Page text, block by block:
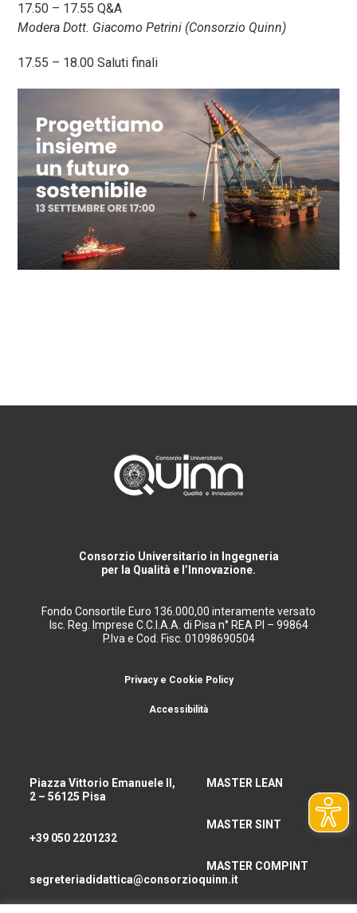
17.50 – 17.55 Q&A
Modera Dott. Giacomo Petrini (Consorzio Quinn)
17.55 – 18.00 Saluti finali
Consorzio Universitario in Ingegneria
per la Qualità e l’Innovazione.
Fondo Consortile Euro 136.000,00 interamente versato
Isc. Reg. Imprese C.C.I.A.A. di Pisa n° REA PI – 99864
P.Iva e Cod. Fisc. 01098690504
Privacy e Cookie Policy
Accessibilità
Piazza Vittorio Emanuele II,
2 – 56125 Pisa
+39 050 2201232
segreteriadidattica@consorzioquinn.it
MASTER LEAN
MASTER SINT
MASTER COMPINT